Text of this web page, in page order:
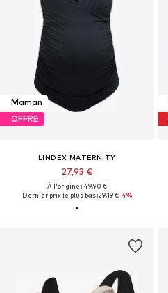
Maman
OFFRE
LINDEX MATERNITY
27,93 €
À l'origine : 49,90 €
Dernier prix le plus bas :29,19 €-4%